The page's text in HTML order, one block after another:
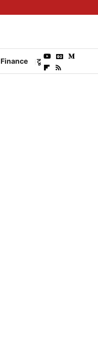
Finance टूरिज्म